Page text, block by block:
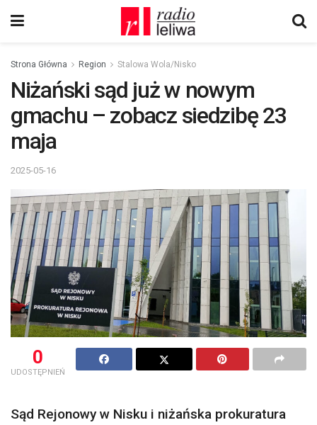
Strona Główna Region Stalowa Wola/Nisko
Niżański sąd już w nowym
gmachu – zobacz siedzibę 23
maja
2025-05-16
0
UDOSTĘPNIEŃ
Sąd Rejonowy w Nisku i niżańska prokuratura